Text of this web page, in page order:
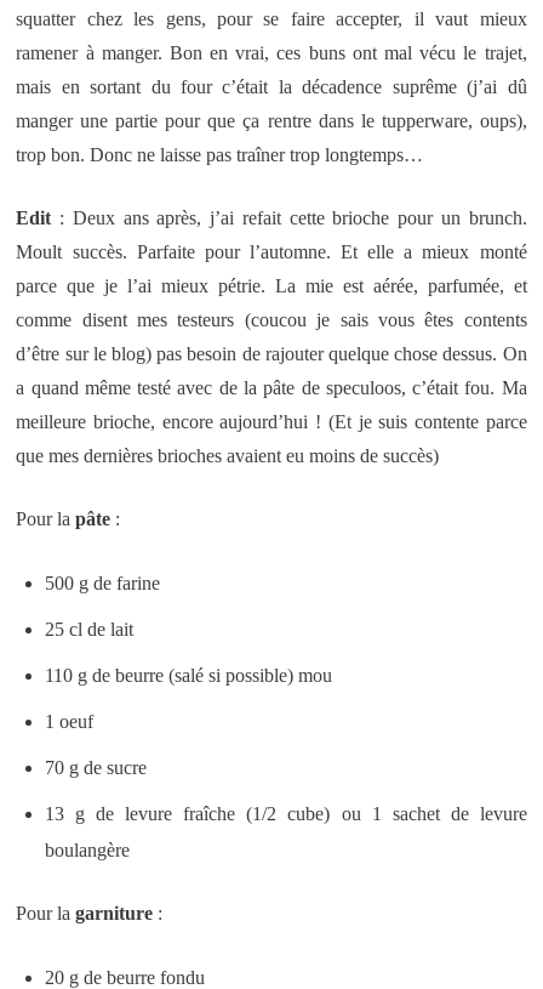
squatter chez les gens, pour se faire accepter, il vaut mieux
ramener à manger. Bon en vrai, ces buns ont mal vécu le trajet,
mais en sortant du four c’était la décadence suprême (j’ai dû
manger une partie pour que ça rentre dans le tupperware, oups),
trop bon. Donc ne laisse pas traîner trop longtemps…
Edit: Deux ans après, j’ai refait cette brioche pour un brunch.
Moult succès. Parfaite pour l’automne. Et elle a mieux monté
parce que je l’ai mieux pétrie. La mie est aérée, parfumée, et
comme disent mes testeurs (coucou je sais vous êtes contents
d’être sur le blog) pas besoin de rajouter quelque chose dessus. On
a quand même testé avec de la pâte de speculoos, c’était fou. Ma
meilleure brioche, encore aujourd’hui ! (Et je suis contente parce
que mes dernières brioches avaient eu moins de succès)
Pour lapâte :
500 g de farine
25 cl de lait
110 g de beurre (salé si possible) mou
1 oeuf
70 g de sucre
13 g de levure fraîche (1/2 cube) ou 1 sachet de levure
boulangère
Pour lagarniture :
20 g de beurre fondu